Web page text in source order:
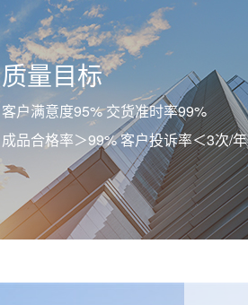
质量目标
客户满意度95% 交货准时率99%
成品合格率＞99% 客户投诉率＜3次/年